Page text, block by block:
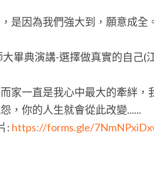
是因為我們強大到，願意成全
畢典演講-選擇做真實的自己(
家一直是我心中最大的牽絆
，你的人生就會從此改變......
: https://forms.gle/